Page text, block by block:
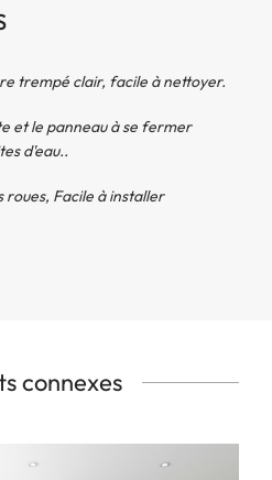
trempé clair, facile à nettoyer.
et le panneau à se fermer
d'eau..
roues, Facile à installer
connexes